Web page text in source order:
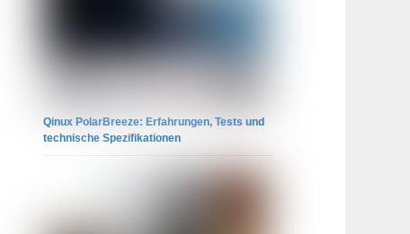
Qinux PolarBreeze: Erfahrungen, Tests und
technische Spezifikationen